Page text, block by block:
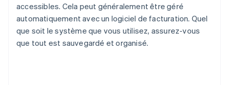
accessibles. Cela peut généralement être géré
automatiquement avec un logiciel de facturation. Quel
que soit le système que vous utilisez, assurez-vous
que tout est sauvegardé et organisé.